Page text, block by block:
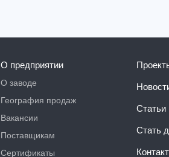
О предприятии
О заводе
География продаж
Вакансии
Поставщикам
Сертификаты
Статьи
Стать